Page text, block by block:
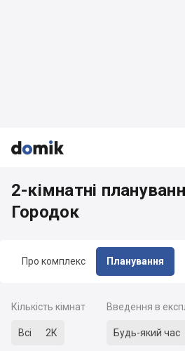



Про комплекс Планування
2-кімнатні
Городок
Кількість кімнат
Всі 2К
Введення в
Будь-який час